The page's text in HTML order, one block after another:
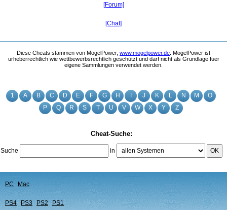
1 A B C D E F G H J K L N M
O
P
Q R S T U V W X Y Z
Cheat-Suche:
Suche in OK
PC Mac
PS4 PS3 PS2 PS1
[Forum]
[Chat]
Diese Cheats stammen von MogelPower, www.mogelpower.de . MogelPower ist
urheberrechtlich wie wettbewerbsrechtlich geschützt und darf nicht als Grundlage fuer
eigene Sammlungen verwendet werden.